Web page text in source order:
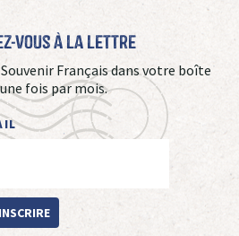
vous à La Lettre
Français dans votre boîte
fois par mois.